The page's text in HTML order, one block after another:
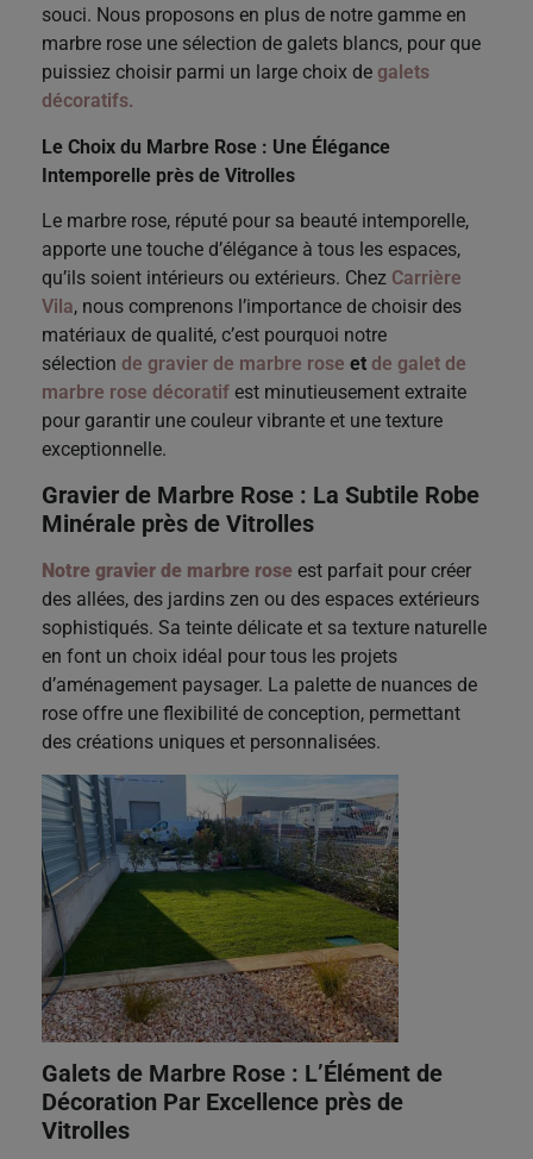
souci. Nous proposons en plus de notre gamme en
marbre rose une sélection de galets blancs, pour que
puissiez choisir parmi un large choix de galets
décoratifs.
Le Choix du Marbre Rose : Une Élégance
Intemporelle près de Vitrolles
Le marbre rose, réputé pour sa beauté intemporelle,
apporte une touche d’élégance à tous les espaces,
qu’ils soient intérieurs ou extérieurs. Chez Carrière
Vila, nous comprenons l’importance de choisir des
matériaux de qualité, c’est pourquoi notre
sélection de gravier de marbre rose et de galet de
marbre rose décoratif est minutieusement extraite
pour garantir une couleur vibrante et une texture
exceptionnelle.
Gravier de Marbre Rose : La Subtile Robe
Minérale près de Vitrolles
Notre gravier de marbre rose est parfait pour créer
des allées, des jardins zen ou des espaces extérieurs
sophistiqués. Sa teinte délicate et sa texture naturelle
en font un choix idéal pour tous les projets
d’aménagement paysager. La palette de nuances de
rose offre une flexibilité de conception, permettant
des créations uniques et personnalisées.
Galets de Marbre Rose : L’Élément de
Décoration Par Excellence près de
Vitrolles